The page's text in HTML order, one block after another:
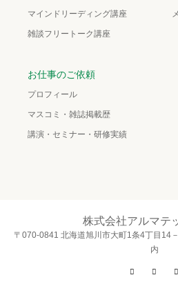
マインドリーディング講座
雑談フリートーク講座
お仕事のご依頼
プロフィール
マスコミ・雑誌掲載歴
講演・セミナー・研修実績
株式会社アルマテ
〒070-0841 北海道旭川市大町1条4丁目14
内
Twitter